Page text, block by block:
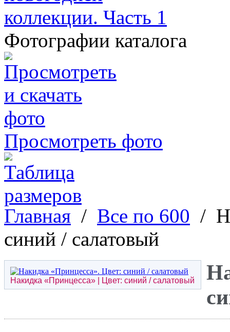
Фотографии каталога
Просмотреть фото
Главная / Все по 600 /
синий / салатовый
Накидка «Принцесса» | Цвет: синий / салатовый